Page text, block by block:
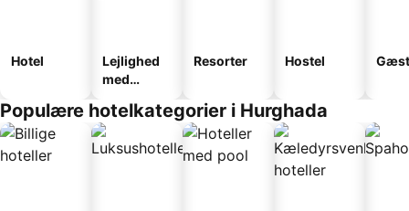
Hotel
Lejlighed
med
Resorter Hostel
Populære hotelkategorier i Hurghada